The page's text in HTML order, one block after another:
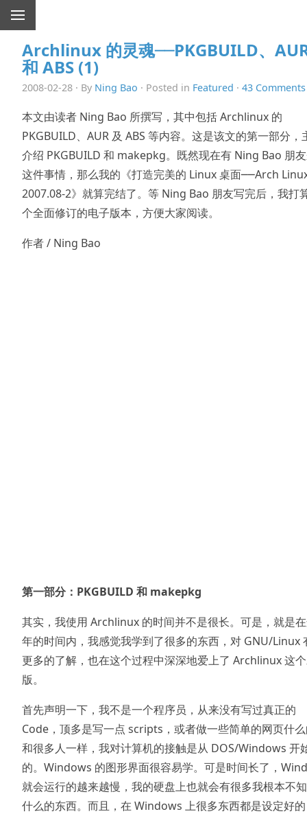
Archlinux 的灵魂──PKGBUILD、
和 ABS (1)
2008-02-28 · By Ning Bao · Posted in Featured · 43 Comments
本文由读者 Ning Bao 所撰写，其中包括 Archlinux 的
PKGBUILD、AUR 及 ABS 等内容。这是该文的第一部分，
介绍 PKGBUILD 和 makepkg。既然现在有 Ning Bao 朋
这件事情，那么我的《打造完美的 Linux 桌面──Arch
2007.08-2》就算完结了。等 Ning Bao 朋友写完后，我打
个全面修订的电子版本，方便大家阅读。
作者 / Ning Bao
第一部分：PKGBUILD 和 makepkg
其实，我使用 Archlinux 的时间并不是很长。可是，就是
年的时间内，我感觉我学到了很多的东西，对 GNU/Linux
更多的了解，也在这个过程中深深地爱上了 Archlinux 这
版。
首先声明一下，我不是一个程序员，从来没有写过真正的
Code，顶多是写一点 scripts，或者做一些简单的网页什
和很多人一样，我对计算机的接触是从 DOS/Windows 开
的。Windows 的图形界面很容易学。可是时间长了，
就会运行的越来越慢，我的硬盘上也就会有很多我根本不
什么的东西。而且，在 Windows 上很多东西都是设定好